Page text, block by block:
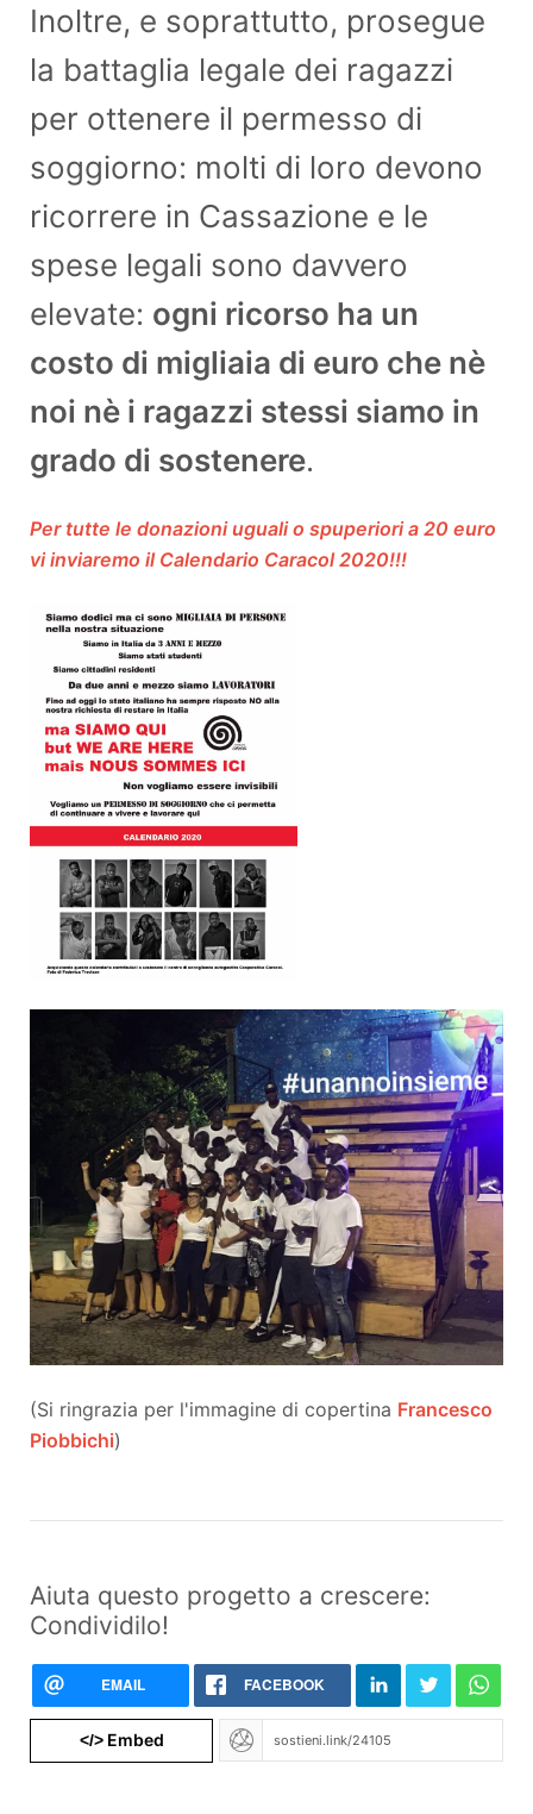
Inoltre, e soprattutto, prosegue
la battaglia legale dei ragazzi
per ottenere il permesso di
soggiorno: molti di loro devono
ricorrere in Cassazione e le
spese legali sono davvero
elevate: ogni ricorso ha un
costo di migliaia di euro che nè
noi nè i ragazzi stessi siamo in
grado di sostenere.
Per tutte le donazioni uguali o spuperiori a 20 euro
vi inviaremo il Calendario Caracol 2020!!!
(Si ringrazia per l'immagine di copertina Francesco
Piobbichi)
Aiuta questo progetto a crescere:
Condividilo!
EMAIL FACEBOOK
</>Embed